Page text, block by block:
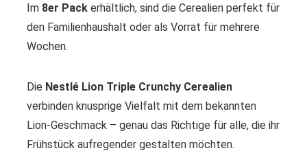
Im 8er Pack erhältlich, sind die Cerealien perfekt für
den Familienhaushalt oder als Vorrat für mehrere
Wochen.
Die Nestlé Lion Triple Crunchy Cerealien
verbinden knusprige Vielfalt mit dem bekannten
Lion-Geschmack – genau das Richtige für alle, die ihr
Frühstück aufregender gestalten möchten.